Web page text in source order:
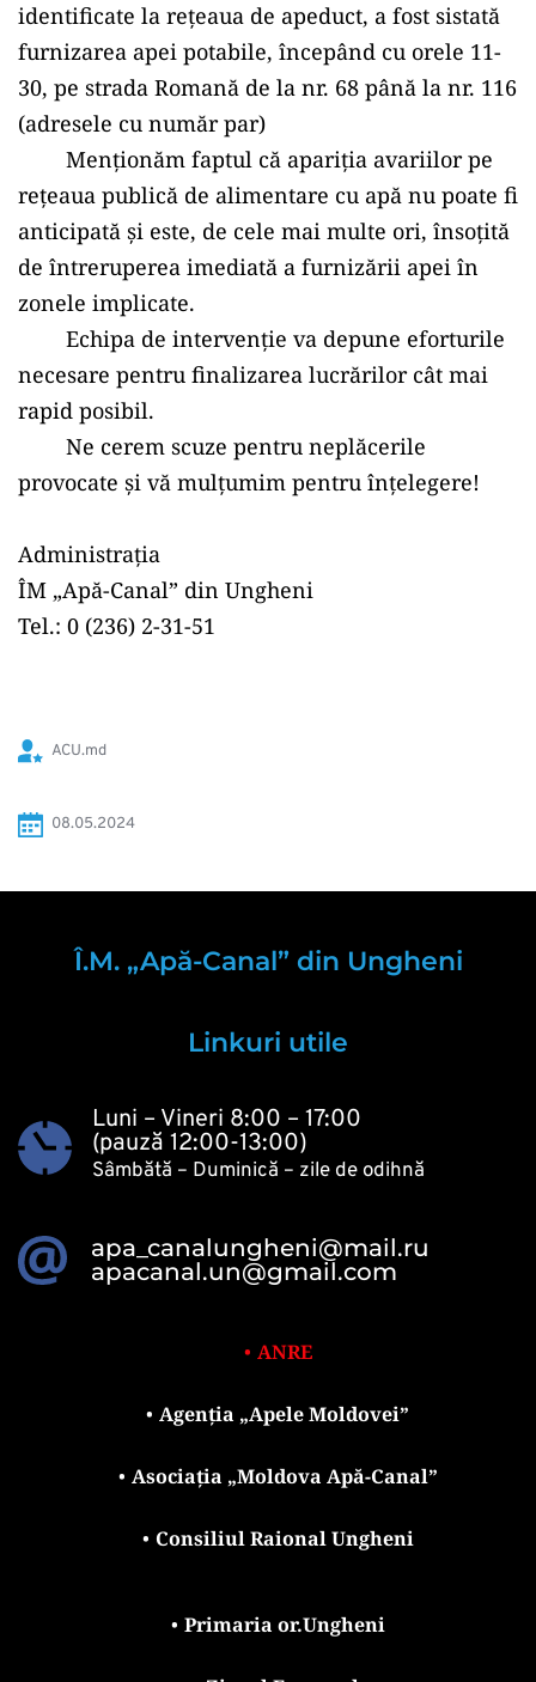
identificate la rețeaua de apeduct, a fost sistată
furnizarea apei potabile, începând cu orele 11-
30, pe strada Romană de la nr. 68 până la nr. 116
(adresele cu număr par)
rețeaua publică de alimentare cu apă nu poate fi
anticipată și este, de cele mai multe ori, însoțită
de întreruperea imediată a furnizării apei în
zonele implicate.
necesare pentru finalizarea lucrărilor cât mai
rapid posibil.
provocate și vă mulțumim pentru înțelegere!
Administrația
ÎM „Apă-Canal” din Ungheni
Tel.: 0 (236) 2-31-51
ACU.md
08.05.2024
Î.M. „Apă-Canal” din Ungheni
Linkuri utile
Luni – Vineri 8:00 – 17:00
(pauză 12:00-13:00)
Sâmbătă – Duminică – zile de odihnă
apa_canalungheni@mail.ru
apacanal.un@gmail.com
ANRE
Agenția „Apele Moldovei”
Asociația „Moldova Apă-Canal”
Consiliul Raional Ungheni
Primaria or.Ungheni